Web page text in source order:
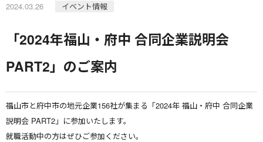
2024.03.26 イベント情報
「2024年福山・府中 合同企業説明会
PART2」のご案内
福山市と府中市の地元企業156社が集まる「2024年 福山・府中 合同企業
説明会 PART2」に参加いたします。
就職活動中の方はぜひご参加ください。